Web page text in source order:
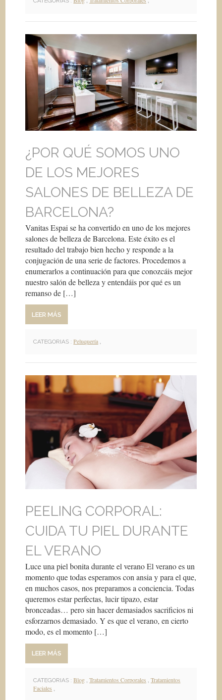
¿POR QUÉ SOMOS UNO
DE LOS MEJORES
SALONES DE BELLEZA DE
BARCELONA?
Vanitas Espai se ha convertido en uno de los mejores
salones de belleza de Barcelona. Este éxito es el
resultado del trabajo bien hecho y responde a la
conjugación de una serie de factores. Procedemos a
enumerarlos a continuación para que conozcáis mejor
nuestro salón de belleza y entendáis por qué es un
remanso de […]
LEER MÁS
CATEGORIAS : Peluquería
PEELING CORPORAL:
CUIDA TU PIEL DURANTE
EL VERANO
Luce una piel bonita durante el verano El verano es un
momento que todas esperamos con ansia y para el que,
en muchos casos, nos preparamos a conciencia. Todas
queremos estar perfectas, lucir tipazo, estar
bronceadas… pero sin hacer demasiados sacrificios ni
esforzarnos demasiado. Y es que el verano, en cierto
modo, es el momento […]
LEER MÁS
CATEGORIAS : Blog ,Tratamientos Corporales ,Tratamientos
Faciales ,